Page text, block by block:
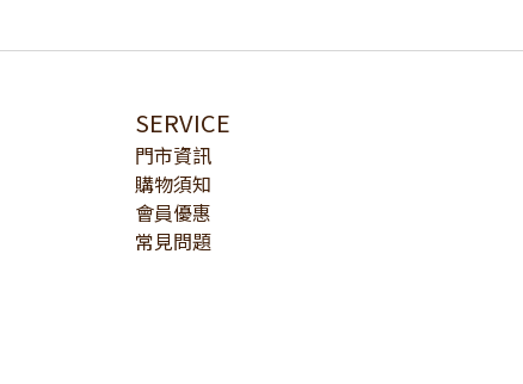
SERVICE
門市資訊
購物須知
會員優惠
常見問題